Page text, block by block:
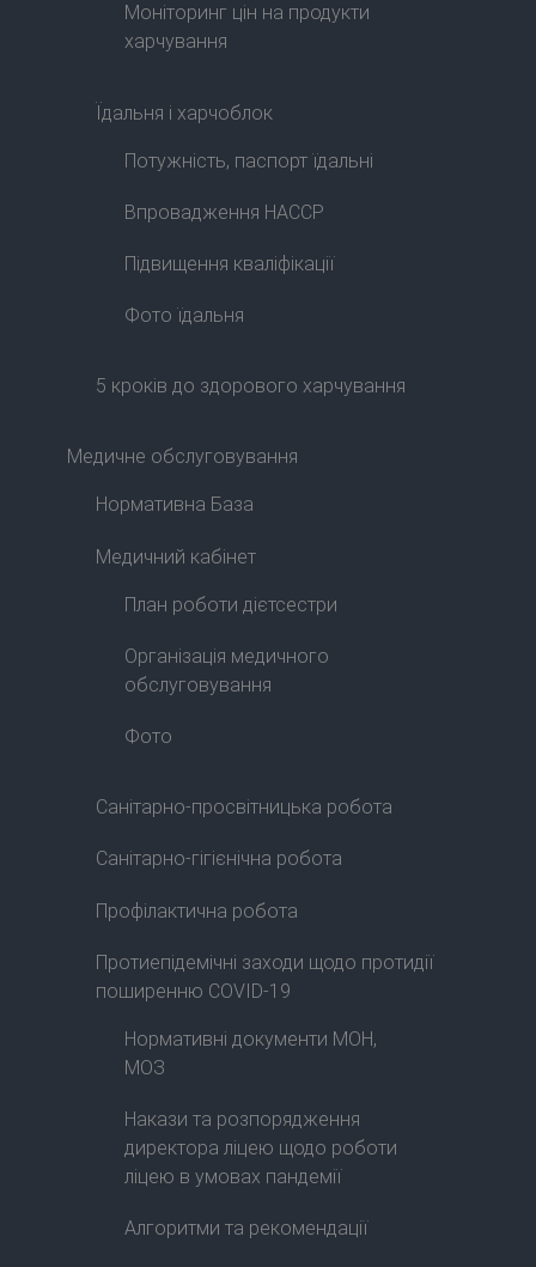
Моніторинг цін на продукти
харчування
Їдальня і харчоблок
Потужність, паспорт їдальні
Впровадження HACCP
Підвищення кваліфікації
Фото їдальня
5 кроків до здорового харчування
Медичне обслуговування
Нормативна База
Медичний кабінет
План роботи дієтсестри
Організація медичного
обслуговування
Фото
Санітарно-просвітницька робота
Санітарно-гігієнічна робота
Профілактична робота
Протиепідемічні заходи щодо протидії
поширенню COVID-19
Нормативні документи МОН,
МОЗ
Накази та розпорядження
директора ліцею щодо роботи
ліцею в умовах пандемії
Алгоритми та рекомендації